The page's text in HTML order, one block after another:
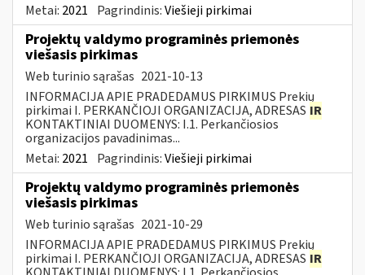
Metai: 2021 Pagrindinis:Viešieji pirkimai
Projektų valdymo programinės priemonės
viešasis pirkimas
Web turinio sąrašas 2021-10-13
INFORMACIJA APIE PRADEDAMUS PIRKIMUS Prekių
pirkimai I. PERKANČIOJI ORGANIZACIJA, ADRESAS IR
KONTAKTINIAI DUOMENYS: I.1. Perkančiosios
organizacijos pavadinimas...
Metai: 2021 Pagrindinis:Viešieji pirkimai
Projektų valdymo programinės priemonės
viešasis pirkimas
Web turinio sąrašas 2021-10-29
INFORMACIJA APIE PRADEDAMUS PIRKIMUS Prekių
pirkimai I. PERKANČIOJI ORGANIZACIJA, ADRESAS IR